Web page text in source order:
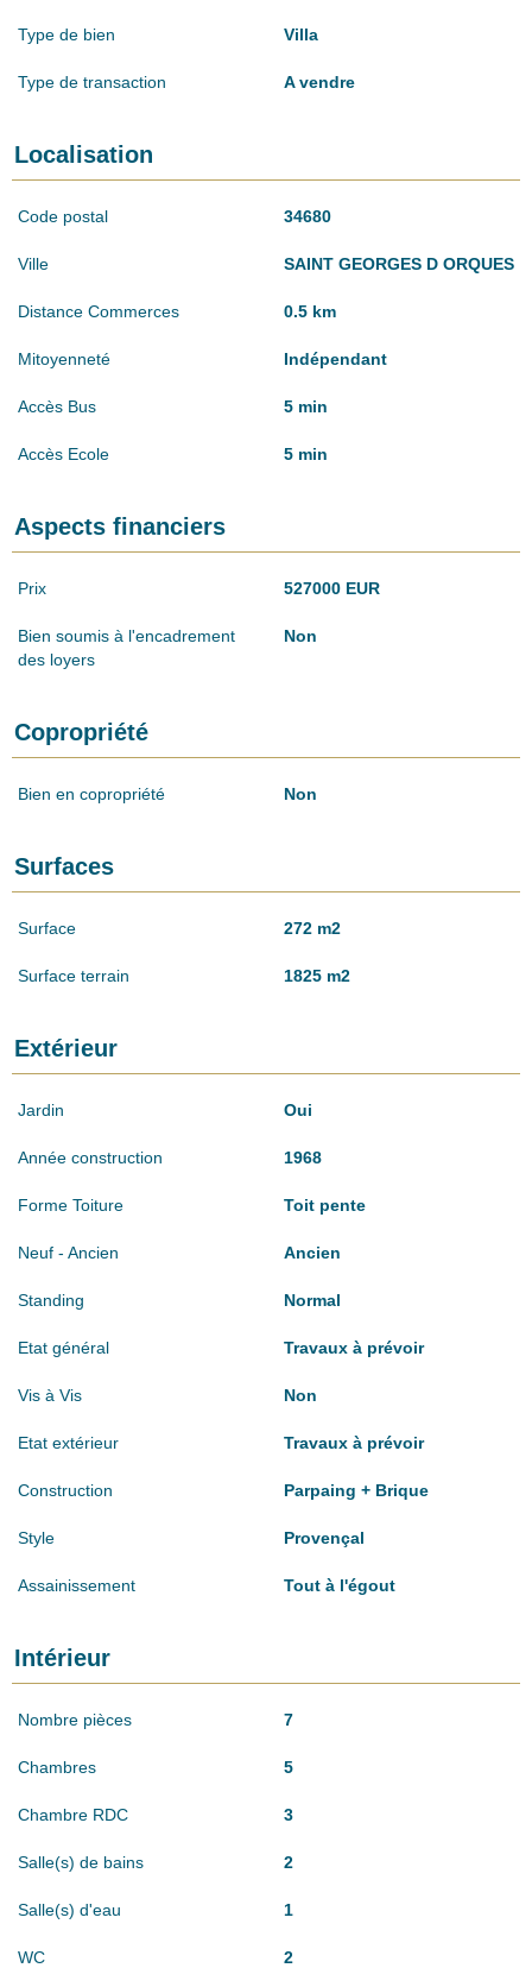
Type de bien Villa
Type de transaction A vendre
Localisation
Code postal 34680
Ville SAINT GEORGES D ORQUES
Distance Commerces 0.5 km
Mitoyenneté Indépendant
Accès Bus 5 min
Accès Ecole 5 min
Aspects financiers
Prix 527000 EUR
Bien soumis à l'encadrement
des loyers
Non
Copropriété
Bien en copropriété Non
Surfaces
Surface 272 m2
Surface terrain 1825 m2
Extérieur
Jardin Oui
Année construction 1968
Forme Toiture Toit pente
Neuf - Ancien Ancien
Standing Normal
Etat général Travaux à prévoir
Vis à Vis Non
Etat extérieur Travaux à prévoir
Construction Parpaing + Brique
Style Provençal
Assainissement Tout à l'égout
Intérieur
Nombre pièces 7
Chambres 5
Chambre RDC 3
Salle(s) de bains 2
Salle(s) d'eau 1
WC 2